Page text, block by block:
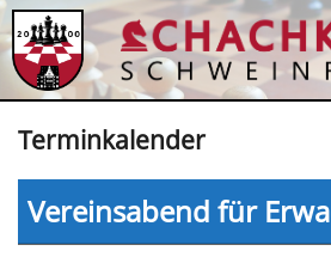
Zum
Inhalt
Terminkalender
Vereinsabend für